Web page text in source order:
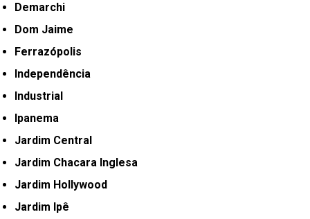
Demarchi
Dom Jaime
Ferrazópolis
Independência
Industrial
Ipanema
Jardim Central
Jardim Chacara Inglesa
Jardim Hollywood
Jardim Ipê